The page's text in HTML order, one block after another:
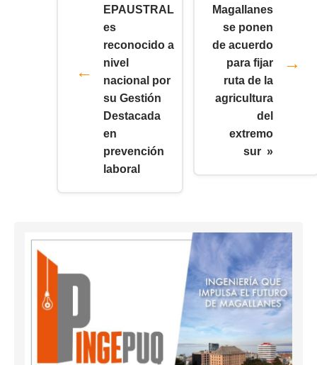
EPAUSTRAL
es
reconocido a
nivel
nacional por
su Gestión
Destacada
en
prevención
laboral
Magallanes
se ponen
de acuerdo
para fijar
ruta de la
agricultura
del
extremo
sur »